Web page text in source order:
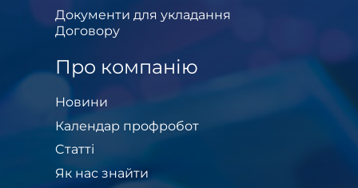
Документи для укладання
Договору
Про компанію
Новини
Календар профробот
Cтатті
Як нас знайти